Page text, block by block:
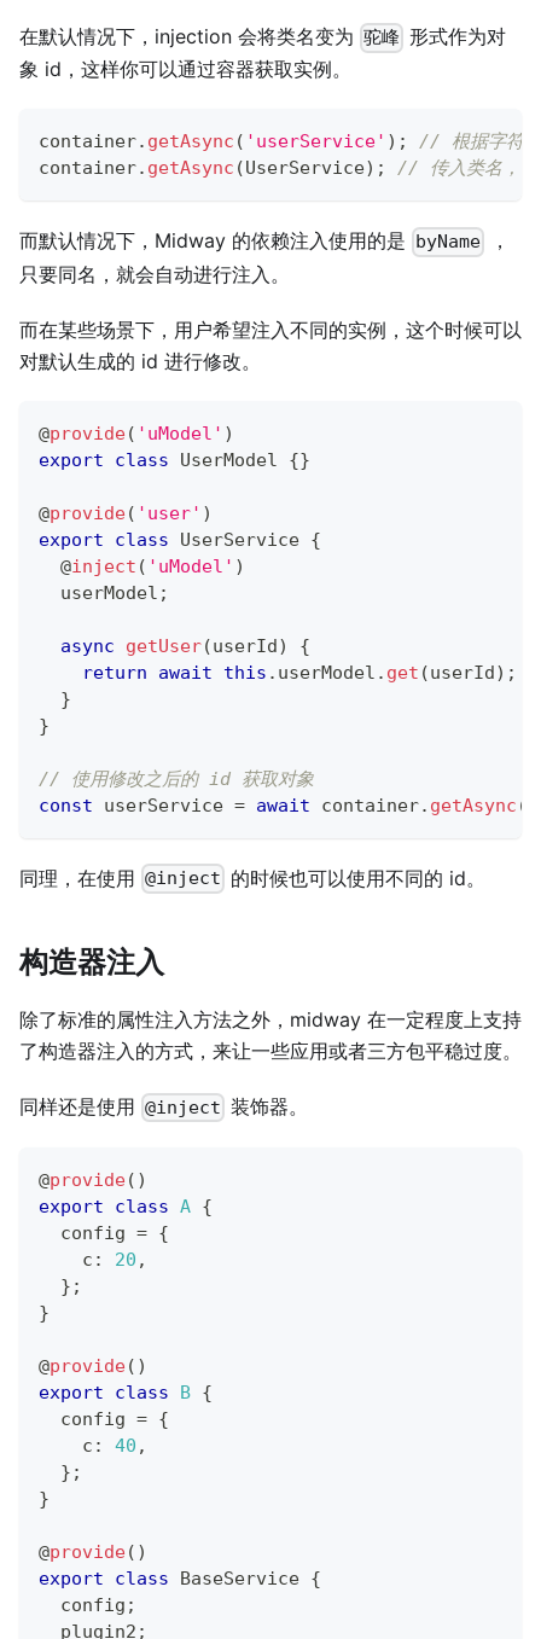
在默认情况下，injection 会将类名变为 驼峰 形式作为对
象 id，这样你可以通过容器获取实例。
container. getAsync ( 'userService' ) ;
// 根据字符
container. getAsync (UserService) ; // 传入类名，自
而默认情况下，Midway 的依赖注入使用的是 byName
，
只要同名，就会自动进行注入。
而在某些场景下，用户希望注入不同的实例，这个时候可以
对默认生成的 id 进行修改。
@provide( 'uModel' )
export
class UserModel {}
@provide( 'user' )
export
class UserService {
@inject ( 'uModel' )
  userModel
;
async getUser(userId)
{
return
await this . userModel . get (userId) ;
}
}
// 使用修改之后的 id 获取对象
const userService = await container. getAsync (
同理，在使用 @inject 的时候也可以使用不同的 id。
构造器注入
除了标准的属性注入方法之外，midway 在一定程度上支持
了构造器注入的方式，来让一些应用或者三方包平稳过度。
同样还是使用 @inject 装饰器。
@provide( )
export
class A {
  config
= {
    c
: 20 ,
} ;
}
@provide( )
export
class B {
  config
= {
    c
: 40 ,
} ;
}
@provide( )
export
class BaseService {
  config
;
  plugin2
;